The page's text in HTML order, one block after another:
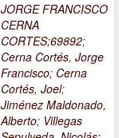
JORGE FRANCISCO
CERNA
CORTES;69892;
Cerna Cortés, Jorge
Francisco; Cerna
Cortés, Joel;
Jiménez Maldonado,
Alberto; Villegas